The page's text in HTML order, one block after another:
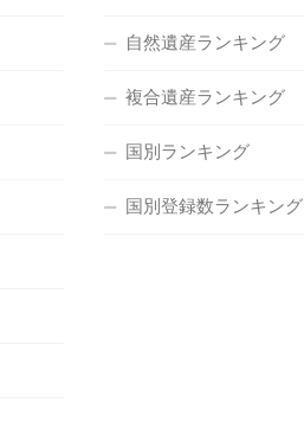
自然遺産ランキング
複合遺産ランキング
国別ランキング
国別登録数ランキング